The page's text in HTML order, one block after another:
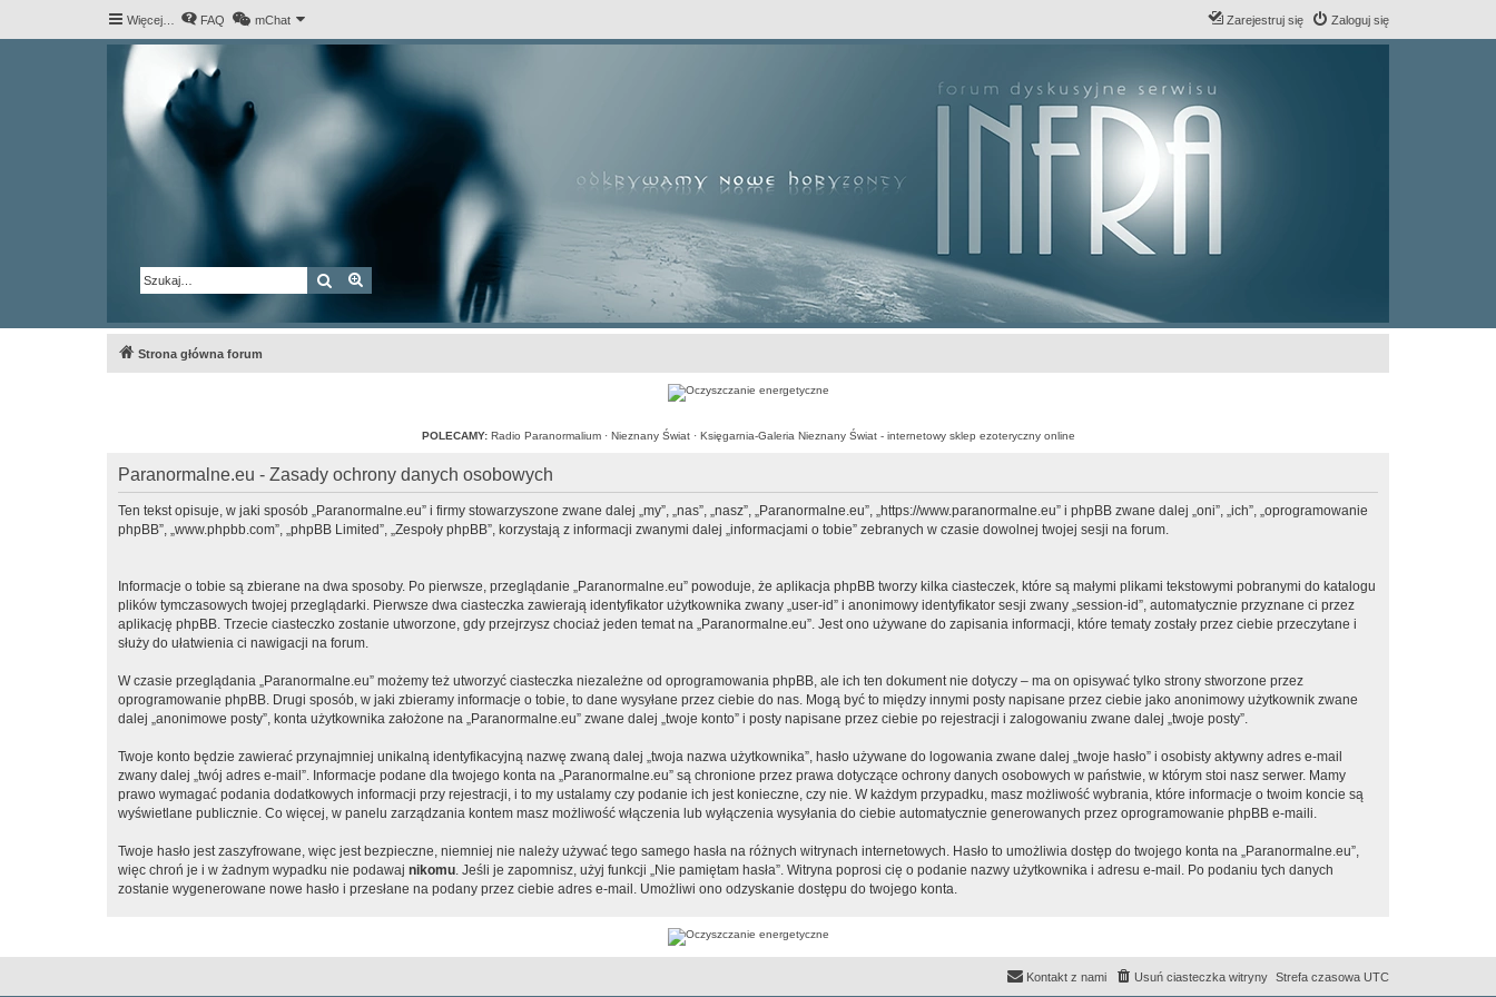
Więcej… FAQ mChat Zaloguj się
Zarejestruj się
Szukaj Wyszukiwanie zaawansowane
Strona główna forum
POLECAMY: Radio Paranormalium· Nieznany Świat· Księgarnia-Galeria Nieznany Świat - internetowy sklep ezoteryczny online
Paranormalne.eu - Zasady ochrony danych osobowych
Ten tekst opisuje, w jaki sposób „Paranormalne.eu” i firmy stowarzyszone zwane dalej „my”, „nas”, „nasz”, „Paranormalne.eu”, „https://www.paranormalne.eu” i phpBB zwane dalej „oni”, „ich”, „oprogramowanie
phpBB”, „www.phpbb.com”, „phpBB Limited”, „Zespoły phpBB”, korzystają z informacji zwanymi dalej „informacjami o tobie” zebranych w czasie dowolnej twojej sesji na forum.
Informacje o tobie są zbierane na dwa sposoby. Po pierwsze, przeglądanie „Paranormalne.eu” powoduje, że aplikacja phpBB tworzy kilka ciasteczek, które są małymi plikami tekstowymi pobranymi do katalogu
plików tymczasowych twojej przeglądarki. Pierwsze dwa ciasteczka zawierają identyfikator użytkownika zwany „user-id” i anonimowy identyfikator sesji zwany „session-id”, automatycznie przyznane ci przez
aplikację phpBB. Trzecie ciasteczko zostanie utworzone, gdy przejrzysz chociaż jeden temat na „Paranormalne.eu”. Jest ono używane do zapisania informacji, które tematy zostały przez ciebie przeczytane i
służy do ułatwienia ci nawigacji na forum.
W czasie przeglądania „Paranormalne.eu” możemy też utworzyć ciasteczka niezależne od oprogramowania phpBB, ale ich ten dokument nie dotyczy – ma on opisywać tylko strony stworzone przez
oprogramowanie phpBB. Drugi sposób, w jaki zbieramy informacje o tobie, to dane wysyłane przez ciebie do nas. Mogą być to między innymi posty napisane przez ciebie jako anonimowy użytkownik zwane
dalej „anonimowe posty”, konta użytkownika założone na „Paranormalne.eu” zwane dalej „twoje konto” i posty napisane przez ciebie po rejestracji i zalogowaniu zwane dalej „twoje posty”.
Twoje konto będzie zawierać przynajmniej unikalną identyfikacyjną nazwę zwaną dalej „twoja nazwa użytkownika”, hasło używane do logowania zwane dalej „twoje hasło” i osobisty aktywny adres e-mail
zwany dalej „twój adres e-mail”. Informacje podane dla twojego konta na „Paranormalne.eu” są chronione przez prawa dotyczące ochrony danych osobowych w państwie, w którym stoi nasz serwer. Mamy
prawo wymagać podania dodatkowych informacji przy rejestracji, i to my ustalamy czy podanie ich jest konieczne, czy nie. W każdym przypadku, masz możliwość wybrania, które informacje o twoim koncie są
wyświetlane publicznie. Co więcej, w panelu zarządzania kontem masz możliwość włączenia lub wyłączenia wysyłania do ciebie automatycznie generowanych przez oprogramowanie phpBB e-maili.
Twoje hasło jest zaszyfrowane, więc jest bezpieczne, niemniej nie należy używać tego samego hasła na różnych witrynach internetowych. Hasło to umożliwia dostęp do twojego konta na „Paranormalne.eu”,
więc chroń je i w żadnym wypadku nie podawaj nikomu. Jeśli je zapomnisz, użyj funkcji „Nie pamiętam hasła”. Witryna poprosi cię o podanie nazwy użytkownika i adresu e-mail. Po podaniu tych danych
zostanie wygenerowane nowe hasło i przesłane na podany przez ciebie adres e-mail. Umożliwi ono odzyskanie dostępu do twojego konta.
Strefa czasowa UTC
Usuń ciasteczka witryny
Kontakt z nami